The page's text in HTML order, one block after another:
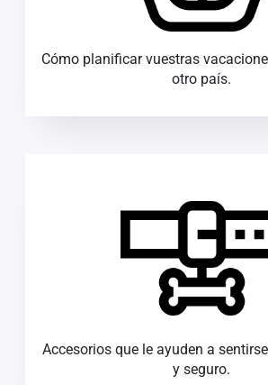
Cómo planificar vuestras
otro país.
Accesorios que le ayuden a
y seguro.